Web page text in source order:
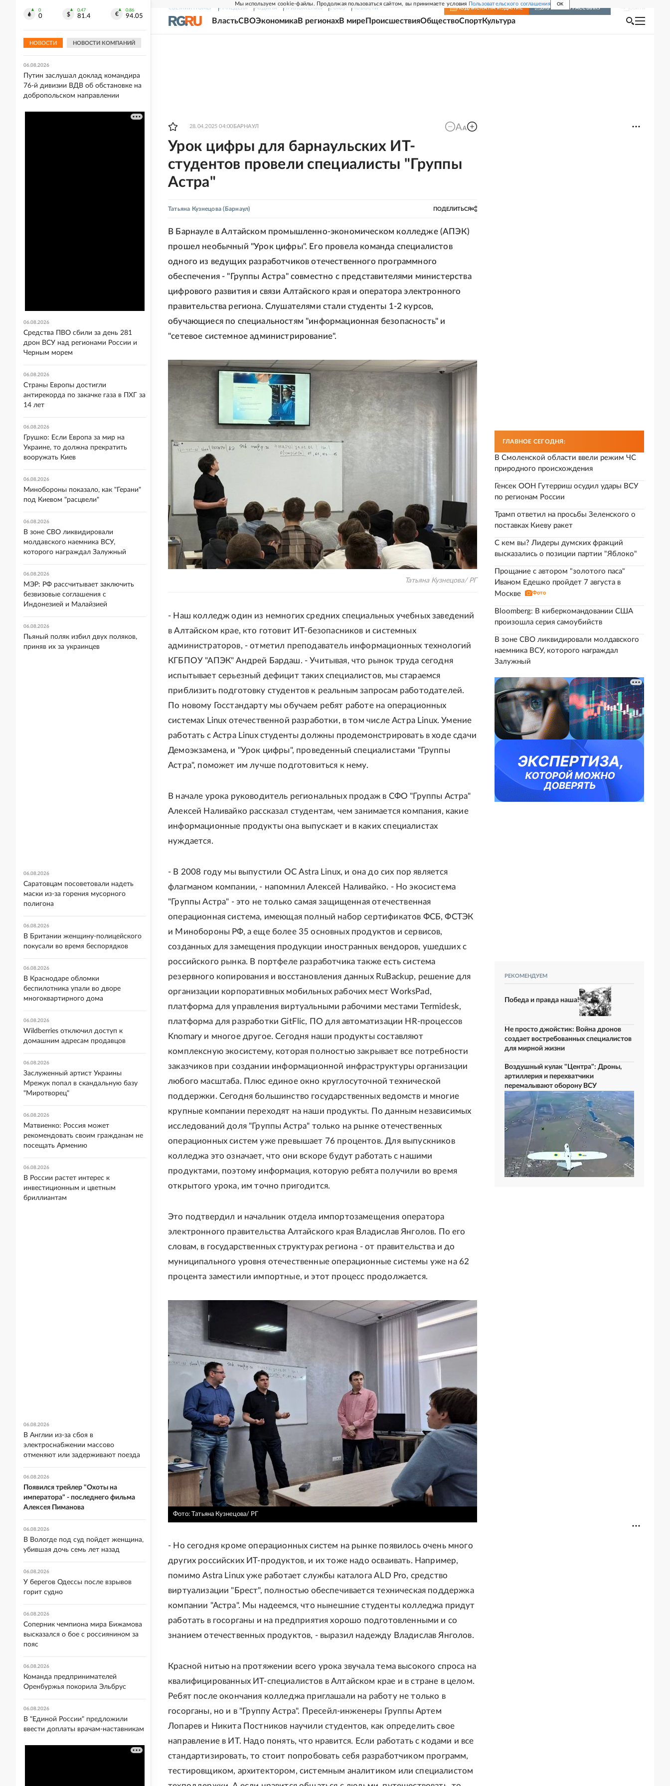
Мы используем cookie-файлы. Продолжая пользоваться сайтом, вы принимаете условия Пользовательского соглашения OK
СВЕЖИЙ НОМЕР РГ-НЕДЕЛЯ РОДИНА ПРИЛОЖЕНИЯ СОЮЗ НОВОСТИ ПОДПИСКА НА ИЗДАНИЕ ВКЛЮЧИТЬ РАССЫЛКУ
ВластьСВОЭкономикаВ регионахВ мире ПроисшествияОбществоСпортКультура
28.04.2025 04:00 БАРНАУЛ
Урок цифры для барнаульских ИТ-
студентов провели специалисты "Группы
Астра"
Татьяна Кузнецова (Барнаул) ПОДЕЛИТЬСЯ
В Барнауле в Алтайском промышленно-экономическом колледже (АПЭК)
прошел необычный "Урок цифры". Его провела команда специалистов
одного из ведущих разработчиков отечественного программного
обеспечения - "Группы Астра" совместно с представителями министерства
цифрового развития и связи Алтайского края и оператора электронного
правительства региона. Слушателями стали студенты 1-2 курсов,
обучающиеся по специальностям "информационная безопасность" и
"сетевое системное администрирование".
Татьяна Кузнецова/ РГ
- Наш колледж один из немногих средних специальных учебных заведений
в Алтайском крае, кто готовит ИТ-безопасников и системных
администраторов, - отметил преподаватель информационных технологий
КГБПОУ "АПЭК" Андрей Бардаш. - Учитывая, что рынок труда сегодня
испытывает серьезный дефицит таких специалистов, мы стараемся
приблизить подготовку студентов к реальным запросам работодателей.
По новому Госстандарту мы обучаем ребят работе на операционных
системах Linux отечественной разработки, в том числе Астра Linux. Умение
работать с Астра Linux студенты должны продемонстрировать в ходе сдачи
Демоэкзамена, и "Урок цифры", проведенный специалистами "Группы
Астра", поможет им лучше подготовиться к нему.
В начале урока руководитель региональных продаж в СФО "Группы Астра"
Алексей Наливайко рассказал студентам, чем занимается компания, какие
информационные продукты она выпускает и в каких специалистах
нуждается.
- В 2008 году мы выпустили ОС Astra Linux, и она до сих пор является
флагманом компании, - напомнил Алексей Наливайко. - Но экосистема
"Группы Астра" - это не только самая защищенная отечественная
операционная система, имеющая полный набор сертификатов ФСБ, ФСТЭК
и Минобороны РФ, а еще более 35 основных продуктов и сервисов,
созданных для замещения продукции иностранных вендоров, ушедших с
российского рынка. В портфеле разработчика также есть система
резервного копирования и восстановления данных RuBackup, решение для
организации корпоративных мобильных рабочих мест WorksPad,
платформа для управления виртуальными рабочими местами Termidesk,
платформа для разработки GitFlic, ПО для автоматизации HR-процессов
Knomary и многое другое. Сегодня наши продукты составляют
комплексную экосистему, которая полностью закрывает все потребности
заказчиков при создании информационной инфраструктуры организации
любого масштаба. Плюс единое окно круглосуточной технической
поддержки. Сегодня большинство государственных ведомств и многие
крупные компании переходят на наши продукты. По данным независимых
исследований доля "Группы Астра" только на рынке отечественных
операционных систем уже превышает 76 процентов. Для выпускников
колледжа это означает, что они вскоре будут работать с нашими
продуктами, поэтому информация, которую ребята получили во время
открытого урока, им точно пригодится.
Это подтвердил и начальник отдела импортозамещения оператора
электронного правительства Алтайского края Владислав Янголов. По его
словам, в государственных структурах региона - от правительства и до
муниципального уровня отечественные операционные системы уже на 62
процента заместили импортные, и этот процесс продолжается.
Фото: Татьяна Кузнецова/ РГ
- Но сегодня кроме операционных систем на рынке появилось очень много
других российских ИТ-продуктов, и их тоже надо осваивать. Например,
помимо Astra Linux уже работает службы каталога ALD Pro, средство
виртуализации "Брест", полностью обеспечивается техническая поддержка
компании "Астра". Мы надеемся, что нынешние студенты колледжа придут
работать в госорганы и на предприятия хорошо подготовленными и со
знанием отечественных продуктов, - выразил надежду Владислав Янголов.
Красной нитью на протяжении всего урока звучала тема высокого спроса на
квалифицированных ИТ-специалистов в Алтайском крае и в стране в целом.
Ребят после окончания колледжа приглашали на работу не только в
госорганы, но и в "Группу Астра". Пресейл-инженеры Группы Артем
Лопарев и Никита Постников научили студентов, как определить свое
направление в ИТ. Надо понять, что нравится. Если работать с кодами и все
стандартизировать, то стоит попробовать себя разработчиком программ,
тестировщиком, архитектором, системным аналитиком или специалистом
ГЛАВНОЕ СЕГОДНЯ:
В Смоленской области ввели режим ЧС
природного происхождения
Генсек ООН Гутерриш осудил удары ВСУ
по регионам России
Трамп ответил на просьбы Зеленского о
поставках Киеву ракет
С кем вы? Лидеры думских фракций
высказались о позиции партии "Яблоко"
Прощание с автором "золотого паса"
Иваном Едешко пройдет 7 августа в
Москве
Фото
Bloomberg: В киберкомандовании США
произошла серия самоубийств
В зоне СВО ликвидировали молдавского
наемника ВСУ, которого награждал
Залужный
РЕКОМЕНДУЕМ
Победа и правда наша!
Не просто джойстик: Война дронов
создает востребованных специалистов
для мирной жизни
Воздушный кулак "Центра": Дроны,
артиллерия и перехватчики
перемалывают оборону ВСУ
0
0
0.47
81.4
0.86
94.05
НОВОСТИ НОВОСТИ КОМПАНИЙ
Владивостока
06.08.2026
Путин заслушал доклад командира
76-й дивизии ВДВ об обстановке на
добропольском направлении
06.08.2026
Средства ПВО сбили за день 281
дрон ВСУ над регионами России и
Черным морем
06.08.2026
Страны Европы достигли
антирекорда по закачке газа в ПХГ за
14 лет
06.08.2026
Грушко: Если Европа за мир на
Украине, то должна прекратить
вооружать Киев
06.08.2026
Минобороны показало, как "Герани"
под Киевом "расцвели"
06.08.2026
В зоне СВО ликвидировали
молдавского наемника ВСУ,
которого награждал Залужный
06.08.2026
МЭР: РФ рассчитывает заключить
безвизовые соглашения с
Индонезией и Малайзией
06.08.2026
Пьяный поляк избил двух поляков,
приняв их за украинцев
06.08.2026
Саратовцам посоветовали надеть
маски из-за горения мусорного
полигона
06.08.2026
В Британии женщину-полицейского
покусали во время беспорядков
06.08.2026
В Краснодаре обломки
беспилотника упали во дворе
многоквартирного дома
06.08.2026
Wildberries отключил доступ к
домашним адресам продавцов
06.08.2026
Заслуженный артист Украины
Мрежук попал в скандальную базу
"Миротворец"
06.08.2026
Матвиенко: Россия может
рекомендовать своим гражданам не
посещать Армению
06.08.2026
В России растет интерес к
инвестиционным и цветным
бриллиантам
06.08.2026
В Англии из-за сбоя в
электроснабжении массово
отменяют или задерживают поезда
06.08.2026
Появился трейлер "Охоты на
императора" - последнего фильма
Алексея Пиманова
06.08.2026
В Вологде под суд пойдет женщина,
убившая дочь семь лет назад
06.08.2026
У берегов Одессы после взрывов
горит судно
06.08.2026
Соперник чемпиона мира Бижамова
высказался о бое с россиянином за
пояс
06.08.2026
Команда предпринимателей
Оренбуржья покорила Эльбрус
06.08.2026
В "Единой России" предложили
ввести доплаты врачам-наставникам